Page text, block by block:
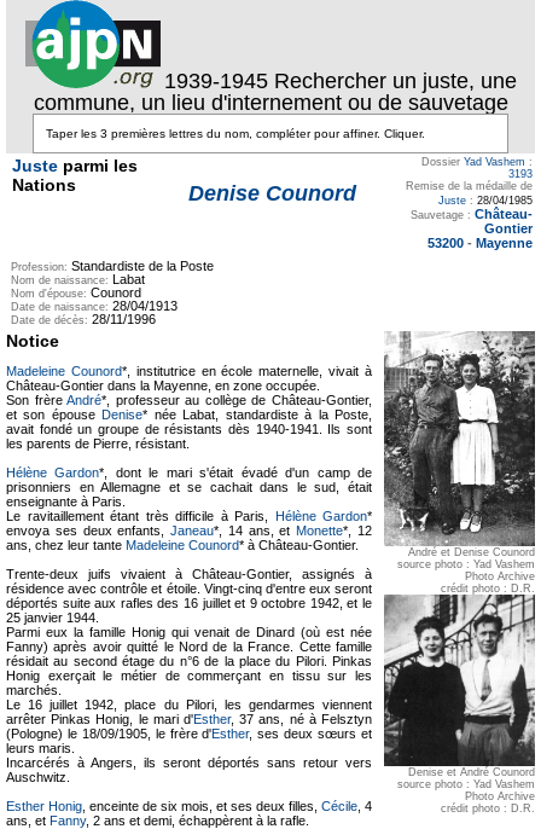
1939-1945 Rechercher un juste, une
commune, un lieu d'internement ou de sauvetage
Juste parmi les
Nations
Denise Counord
Dossier Yad Vashem :
3193
Remise de la médaille de
Juste : 28/04/1985
Sauvetage : Château-
Gontier
53200 - Mayenne
Profession: Standardiste de la Poste
Nom de naissance: Labat
Nom d'épouse: Counord
Date de naissance: 28/04/1913
Date de décès: 28/11/1996
André et Denise Counord
source photo : Yad Vashem
Photo Archive
crédit photo : D.R.
Denise et André Counord
source photo : Yad Vashem
Photo Archive
crédit photo : D.R.
Notice
Madeleine Counord*, institutrice en école maternelle, vivait à
Château-Gontier dans la Mayenne, en zone occupée.
Son frèreAndré*, professeur au collège de Château-Gontier,
et son épouseDenise* née Labat, standardiste à la Poste,
avait fondé un groupe de résistants dès 1940-1941. Ils sont
les parents de Pierre, résistant.
Hélène Gardon*, dont le mari s'était évadé d'un camp de
prisonniers en Allemagne et se cachait dans le sud, était
enseignante à Paris.
Le ravitaillement étant très difficile à Paris, Hélène Gardon*
envoya ses deux enfants,Janeau*, 14 ans, etMonette*, 12
ans, chez leur tante Madeleine Counord* à Château-Gontier.
Trente-deux juifs vivaient à Château-Gontier, assignés à
résidence avec contrôle et étoile. Vingt-cinq d'entre eux seront
déportés suite aux rafles des 16 juillet et 9 octobre 1942, et le
25 janvier 1944.
Parmi eux la famille Honig qui venait de Dinard (où est née
Fanny) après avoir quitté le Nord de la France. Cette famille
résidait au second étage du n°6 de la place du Pilori. Pinkas
Honig exerçait le métier de commerçant en tissu sur les
marchés.
Le 16 juillet 1942, place du Pilori, les gendarmes viennent
arrêter Pinkas Honig, le mari d'Esther, 37 ans, né à Felsztyn
(Pologne) le 18/09/1905, le frère d'Esther, ses deux sœurs et
leurs maris.
Incarcérés à Angers, ils seront déportés sans retour vers
Auschwitz.
Esther Honig , enceinte de six mois, et ses deux filles, Cécile , 4
ans, et Fanny, 2 ans et demi, échappèrent à la rafle.